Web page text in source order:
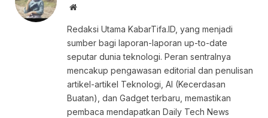
Website
Redaksi Utama KabarTifa.ID, yang menjadi
sumber bagi laporan-laporan up-to-date
seputar dunia teknologi. Peran sentralnya
mencakup pengawasan editorial dan penulisan
artikel-artikel Teknologi, AI (Kecerdasan
Buatan), dan Gadget terbaru, memastikan
pembaca mendapatkan Daily Tech News